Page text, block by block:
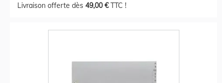
Livraison offerte dès 49,00 €TTC !